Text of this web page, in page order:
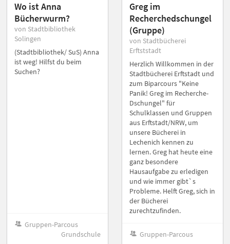
Wo ist Anna
Bücherwurm?
von Stadtbibliothek
Solingen
(Stadtbibliothek/ SuS) Anna
ist weg! Hilfst du beim
Suchen?
Gruppen-Parcous
Grundschule
Greg im
Recherchedschungel
(Gruppe)
von Stadtbücherei
Erftststadt
Herzlich Willkommen in der
Stadtbücherei Erftstadt und
zum Biparcours "Keine
Panik! Greg im Recherche-
Dschungel" für
Schulklassen und Gruppen
aus Erftstadt/NRW, um
unsere Bücherei in
Lechenich kennen zu
lernen. Greg hat heute eine
ganz besondere
Hausaufgabe zu erledigen
und wie immer gibt`s
Probleme. Helft Greg, sich in
der Bücherei
zurechtzufinden.
Gruppen-Parcous